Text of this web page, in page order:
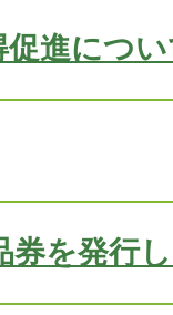
促進につ
券を発行